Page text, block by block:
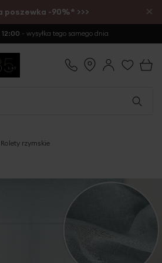
poszewka -90%* >>> ×
Dostawajuż od 299 zł
Rolety rzymskie